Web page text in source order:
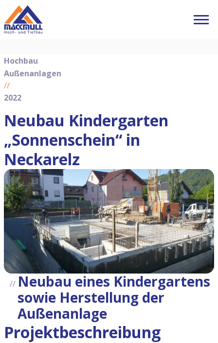
Hochbau
Außenanlagen
//
2022
Neubau Kindergarten
„Sonnenschein“ in
Neckarelz
Neubau eines Kindergartens
sowie Herstellung der
Außenanlage
Projektbeschreibung